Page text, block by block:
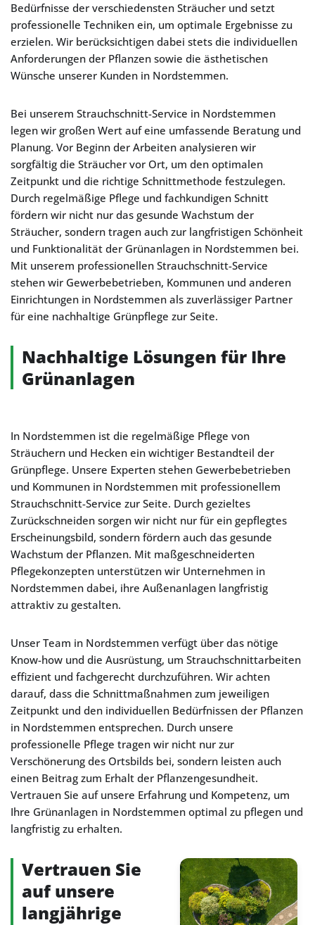
Bedürfnisse der verschiedensten Sträucher und setzt
professionelle Techniken ein, um optimale Ergebnisse zu
erzielen. Wir berücksichtigen dabei stets die individuellen
Anforderungen der Pflanzen sowie die ästhetischen
Wünsche unserer Kunden in Nordstemmen.
Bei unserem Strauchschnitt-Service in Nordstemmen
legen wir großen Wert auf eine umfassende Beratung und
Planung. Vor Beginn der Arbeiten analysieren wir
sorgfältig die Sträucher vor Ort, um den optimalen
Zeitpunkt und die richtige Schnittmethode festzulegen.
Durch regelmäßige Pflege und fachkundigen Schnitt
fördern wir nicht nur das gesunde Wachstum der
Sträucher, sondern tragen auch zur langfristigen Schönheit
und Funktionalität der Grünanlagen in Nordstemmen bei.
Mit unserem professionellen Strauchschnitt-Service
stehen wir Gewerbebetrieben, Kommunen und anderen
Einrichtungen in Nordstemmen als zuverlässiger Partner
für eine nachhaltige Grünpflege zur Seite.
Nachhaltige Lösungen für Ihre
Grünanlagen
In Nordstemmen ist die regelmäßige Pflege von
Sträuchern und Hecken ein wichtiger Bestandteil der
Grünpflege. Unsere Experten stehen Gewerbebetrieben
und Kommunen in Nordstemmen mit professionellem
Strauchschnitt-Service zur Seite. Durch gezieltes
Zurückschneiden sorgen wir nicht nur für ein gepflegtes
Erscheinungsbild, sondern fördern auch das gesunde
Wachstum der Pflanzen. Mit maßgeschneiderten
Pflegekonzepten unterstützen wir Unternehmen in
Nordstemmen dabei, ihre Außenanlagen langfristig
attraktiv zu gestalten.
Unser Team in Nordstemmen verfügt über das nötige
Know-how und die Ausrüstung, um Strauchschnittarbeiten
effizient und fachgerecht durchzuführen. Wir achten
darauf, dass die Schnittmaßnahmen zum jeweiligen
Zeitpunkt und den individuellen Bedürfnissen der Pflanzen
in Nordstemmen entsprechen. Durch unsere
professionelle Pflege tragen wir nicht nur zur
Verschönerung des Ortsbilds bei, sondern leisten auch
einen Beitrag zum Erhalt der Pflanzengesundheit.
Vertrauen Sie auf unsere Erfahrung und Kompetenz, um
Ihre Grünanlagen in Nordstemmen optimal zu pflegen und
langfristig zu erhalten.
Vertrauen Sie
auf unsere
langjährige